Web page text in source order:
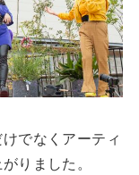
でなくアーティ
りました。